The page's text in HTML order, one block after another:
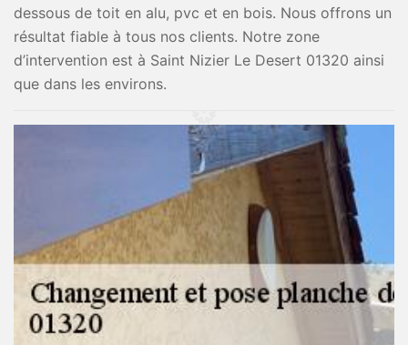
dessous de toit en alu, pvc et en bois. Nous offrons un
résultat fiable à tous nos clients. Notre zone
d’intervention est à Saint Nizier Le Desert 01320 ainsi
que dans les environs.